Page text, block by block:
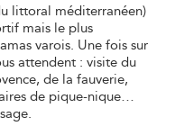
littoral méditerranéen)
mais le plus
varois. Une fois sur
attendent : visite du
de la fauverie,
de pique-nique…